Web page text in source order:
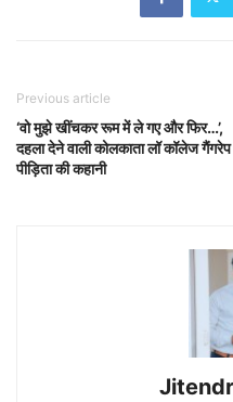
Previous article
‘वो मुझे खींचकर रूम में ले गए और फिर…’,
दहला देने वाली कोलकाता लॉ कॉलेज गैंगरेप
पीड़िता की कहानी